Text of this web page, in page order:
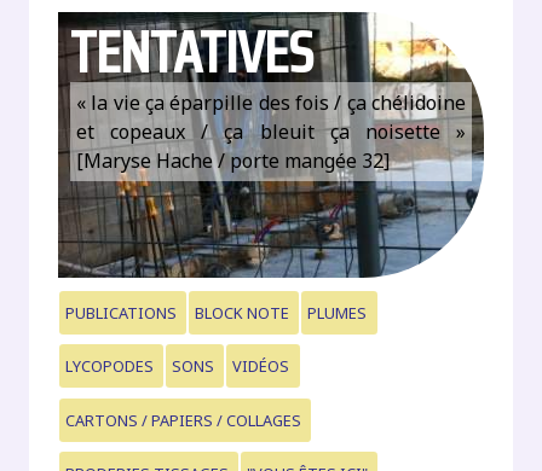
TENTATIVES
« la vie ça éparpille des fois / ça chélidoine
et copeaux / ça bleuit ça noisette »
[Maryse Hache / porte mangée 32]
PUBLICATIONS BLOCK NOTE PLUMES
LYCOPODES SONS VIDÉOS
CARTONS / PAPIERS / COLLAGES